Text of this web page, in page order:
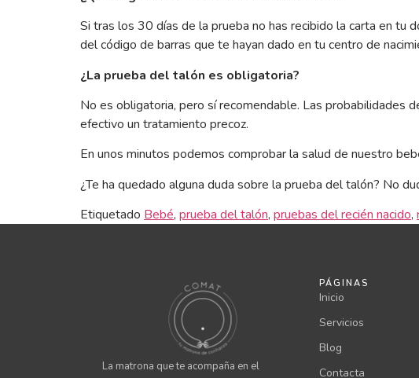
Si tras los 30 días de la prueba no has recibido la carta en tu
del código de barras que te hayan dado en tu centro de
¿La prueba del talón es obligatoria?
No es obligatoria, pero sí recomendable. Las probabilidades
efectivo un tratamiento precoz.
En unos minutos podemos comprobar la salud de nuestro
¿Te ha quedado alguna duda sobre la prueba del talón? No
Etiquetado Bebé, prueba del talón, pruebas del recién nacido,
La matrona que te acompaña en el
PÁGINAS
Inicio
Servicios
Blog
Contacta